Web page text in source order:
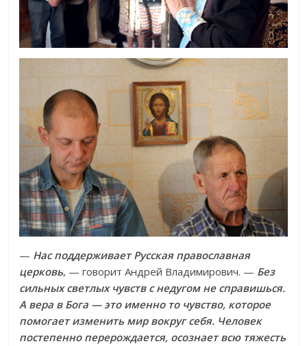
— Нас поддерживает Русская православная
церковь, — говорит Андрей Владимирович. — Без
сильных светлых чувств с недугом не справишься.
А вера в Бога — это именно то чувство, которое
помогает изменить мир вокруг себя. Человек
постепенно перерождается, осознает всю тяжесть